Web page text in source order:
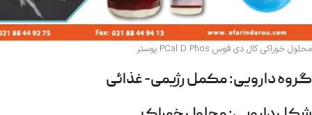
محلول خوراکی کال دی فوس PCal D Phos پوستر
گروه دارویی: مکمل رژیمی- غذائی